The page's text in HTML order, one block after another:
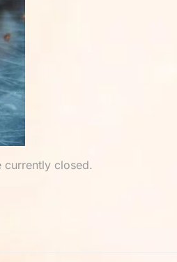
currently closed.